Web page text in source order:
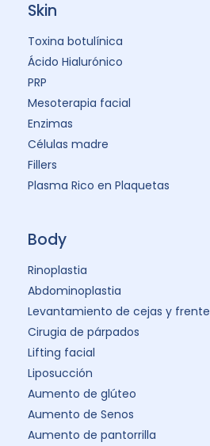
Skin
Toxina botulínica
Ácido Hialurónico
PRP
Mesoterapia facial
Enzimas
Células madre
Fillers
Plasma Rico en Plaquetas
Body
Rinoplastia
Abdominoplastia
Levantamiento de cejas y frente
Cirugia de párpados
Lifting facial
Liposucción
Aumento de glúteo
Aumento de Senos
Aumento de pantorrilla